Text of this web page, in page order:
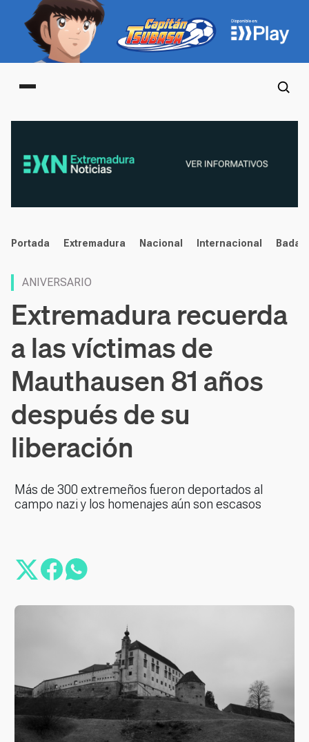
Main menu
noticias
Portada Extremadura Nacional Internacional
ANIVERSARIO
Extremadura recuerda
a las víctimas de
Mauthausen 81 años
después de su
liberación
Más de 300 extremeños fueron deportados al
campo nazi y los homenajes aún son escasos